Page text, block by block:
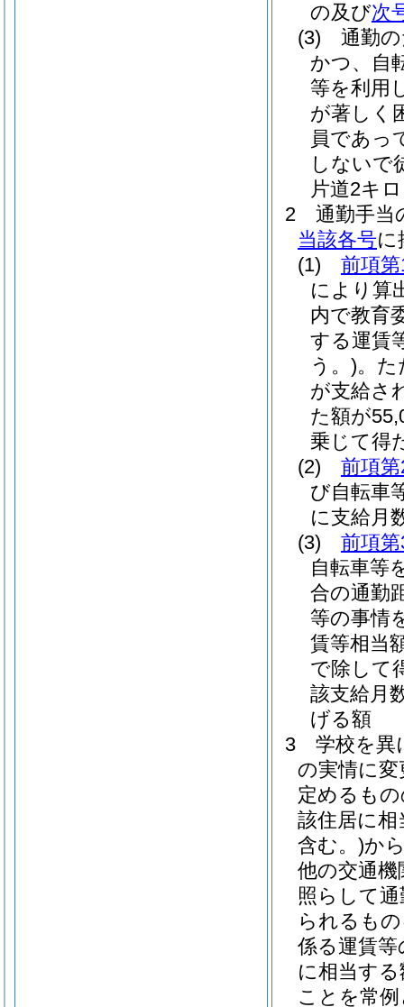
の及び次
(3)
通勤
かつ、自
等を利用
が著しく
員であっ
しないで
片道2キ
2
通勤手当
当該各号に
(1)
前項
により算
内で教育
する運賃
う。)。 た
が支給さ
た額が
乗じて得
(2)
前項
び自転車
に支給月
(3)
前項
自転車等
合の通勤
等の事情
賃等相当
で除して
該支給月
げる額
3
学校を異
の実情に
定めるも
該住居に
含む。)か
他の交通
照らして
られるも
係る運賃
に相当す
ことを常